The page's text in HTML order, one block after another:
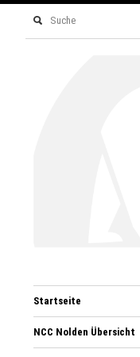
Startseite
NCC Nolden Übersicht